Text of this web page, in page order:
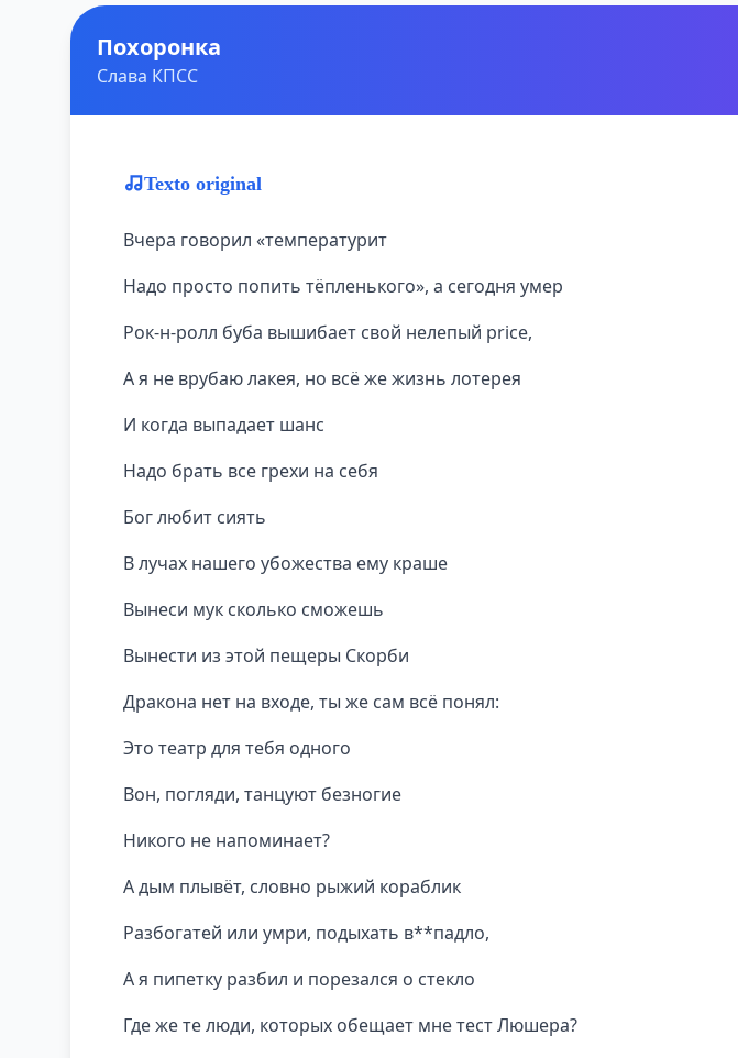
Похоронка
Слава КПСС
Texto original
Вчера говорил «температурит
Надо просто попить тёпленького», а сегодня умер
Рок-н-ролл буба вышибает свой нелепый price,
А я не врубаю лакея, но всё же жизнь лотерея
И когда выпадает шанс
Надо брать все грехи на себя
Бог любит сиять
В лучах нашего убожества ему краше
Вынеси мук сколько сможешь
Вынести из этой пещеры Скорби
Дракона нет на входе, ты же сам всё понял:
Это театр для тебя одного
Вон, погляди, танцуют безногие
Никого не напоминает?
А дым плывёт, словно рыжий кораблик
Разбогатей или умри, подыхать в**падло,
А я пипетку разбил и порезался о стекло
Где же те люди, которых обещает мне тест Люшера?